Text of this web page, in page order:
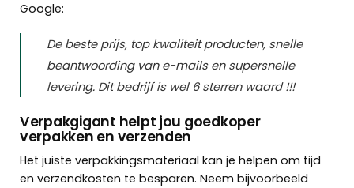
Google:
De beste prijs, top kwaliteit producten, snelle
beantwoording van e-mails en supersnelle
levering. Dit bedrijf is wel 6 sterren waard !!!
Verpakgigant helpt jou goedkoper
verpakken en verzenden
Het juiste verpakkingsmateriaal kan je helpen om tijd
en verzendkosten te besparen. Neem bijvoorbeeld